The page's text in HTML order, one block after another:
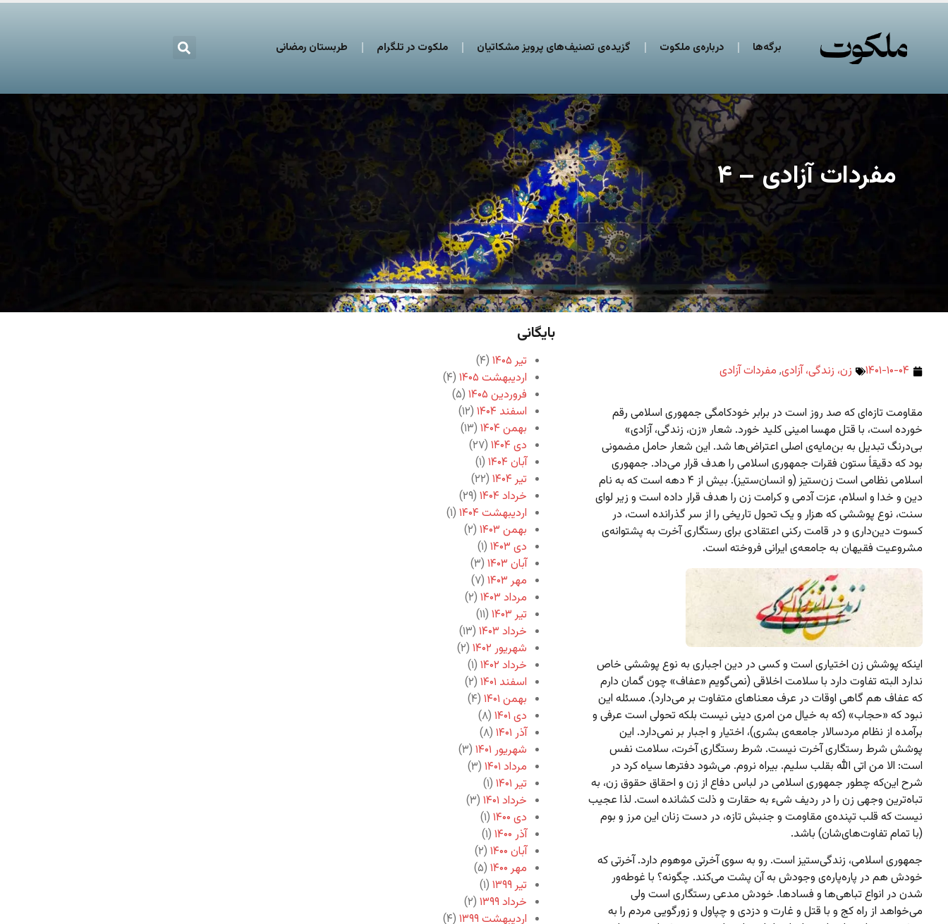
برگه‌ها درباره‌ی ملکوت گزیده‌ی تصنیف‌های پرویز مشکاتیان ملکوت در تلگرام طربستان رمضانی
مفردات آزادی – ۴
۱۴۰۱-۱۰-۰۴ زن، زندگی، آزادی, مفردات آزادی
مقاومت تازه‌ای که صد روز است در برابر خودکامگی جمهوری اسلامی رقم
خورده است، با قتل مهسا امینی کلید خورد. شعار «زن، زندگی،‌ آزادی»
بی‌درنگ تبدیل به بن‌مایه‌ی اصلی اعتراض‌ها شد. این شعار حامل مضمونی
بود که دقیقاً ستون فقرات جمهوری اسلامی را هدف قرار می‌داد. جمهوری
اسلامی نظامی است زن‌ستیز (و انسان‌ستیز). بیش از ۴ دهه است که به نام
دین و خدا و اسلام، عزت آدمی و کرامت زن را هدف قرار داده است و زیر لوای
سنت، نوع پوششی که هزار و یک تحول تاریخی را از سر گذرانده است، در
کسوت دین‌داری و در قامت رکنی اعتقادی برای رستگاری آخرت به پشتوانه‌ی
مشروعیت فقیهان به جامعه‌ی ایرانی فروخته است.
اینکه پوشش زن اختیاری است و کسی در دین اجباری به نوع پوششی خاص
ندارد البته تفاوت دارد با سلامت اخلاقی (نمی‌گویم «عفاف» چون گمان دارم
که عفاف هم گاهی اوقات در عرف معناهای متفاوت بر می‌دارد). مسئله این
نبود که «حجاب» (که به خیال من امری دینی نیست بلکه تحولی است عرفی و
برآمده از نظام مردسالار جامعه‌ی بشری)، اختیار و اجبار بر نمی‌دارد. این
پوشش شرط رستگاری آخرت نیست. شرط رستگاری آخرت، سلامت نفس
است: الا من اتی الله بقلب سلیم. بیراه نروم. می‌شود دفترها سیاه کرد در
شرح این‌که چطور جمهوری اسلامی در لباس دفاع از زن و احقاق حقوق زن، به
تباه‌ترین وجهی زن را در ردیف شیء به حقارت و ذلت کشانده است. لذا عجیب
نیست که قلب تپنده‌ی مقاومت و جنبش تازه، در دست زنان این مرز و بوم
(با تمام تفاوت‌های‌شان) باشد.
جمهوری اسلامی، زندگی‌ستیز است. رو به سوی آخرتی موهوم دارد. آخرتی که
خودش هم در پاره‌پاره‌ی وجودش به آن پشت می‌کند. چگونه؟ با غوطه‌ور
شدن در انواع تباهی‌ها و فسادها. خودش مدعی رستگاری است ولی
می‌خواهد از راه کج و با قتل و غارت و دزدی و چپاول و زورگویی مردم را به
بایگانی
تیر ۱۴۰۵
(۴)
اردیبهشت ۱۴۰۵
(۴)
فروردین ۱۴۰۵
(۵)
اسفند ۱۴۰۴
(۱۲)
بهمن ۱۴۰۴
(۱۳)
دی ۱۴۰۴
(۲۷)
آبان ۱۴۰۴
(۱)
تیر ۱۴۰۴
(۲۲)
خرداد ۱۴۰۴
(۲۹)
اردیبهشت ۱۴۰۴
(۱)
بهمن ۱۴۰۳
(۲)
دی ۱۴۰۳
(۱)
آبان ۱۴۰۳
(۳)
مهر ۱۴۰۳
(۷)
مرداد ۱۴۰۳
(۲)
تیر ۱۴۰۳
(۱۱)
خرداد ۱۴۰۳
(۱۳)
شهریور ۱۴۰۲
(۲)
خرداد ۱۴۰۲
(۱)
اسفند ۱۴۰۱
(۲)
بهمن ۱۴۰۱
(۴)
دی ۱۴۰۱
(۸)
آذر ۱۴۰۱
(۸)
شهریور ۱۴۰۱
(۳)
مرداد ۱۴۰۱
(۳)
تیر ۱۴۰۱
(۱)
خرداد ۱۴۰۱
(۳)
دی ۱۴۰۰
(۱)
آذر ۱۴۰۰
(۱)
آبان ۱۴۰۰
(۲)
مهر ۱۴۰۰
(۵)
تیر ۱۳۹۹
(۱)
خرداد ۱۳۹۹
(۲)
اردیبهشت ۱۳۹۹
(۴)